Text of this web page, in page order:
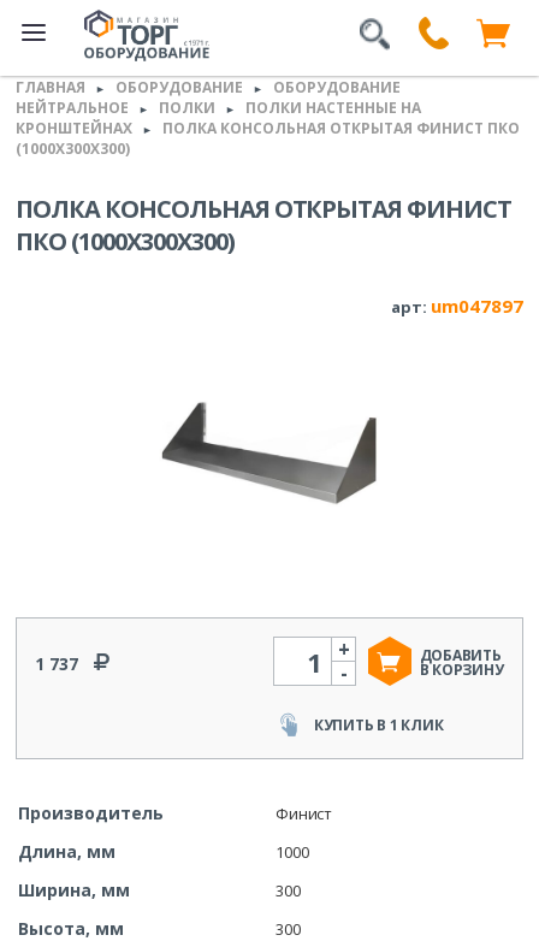
ГЛАВНАЯ ► ОБОРУДОВАНИЕ ►
ОБОРУДОВАНИЕ
НЕЙТРАЛЬНОЕ
► ПОЛКИ ►
ПОЛКИ НАСТЕННЫЕ НА
КРОНШТЕЙНАХ
►
ПОЛКА КОНСОЛЬНАЯ ОТКРЫТАЯ ФИНИСТ ПКО
(1000Х300Х300)
ПОЛКА КОНСОЛЬНАЯ ОТКРЫТАЯ ФИНИСТ
ПКО (1000Х300Х300)
арт: um047897
1 737
Количество
-
+ ДОБАВИТЬ
В КОРЗИНУ
КУПИТЬ В 1 КЛИК
Производитель Финист
Длина, мм 1000
Ширина, мм 300
Высота, мм 300